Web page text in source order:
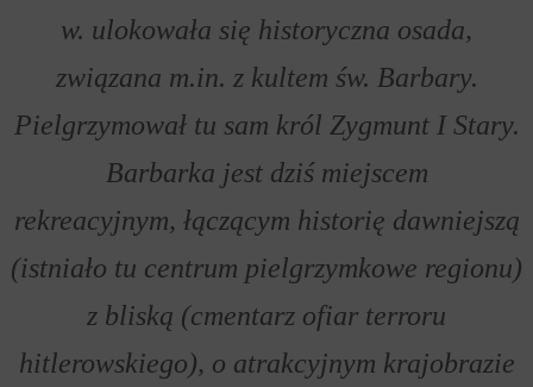
w. ulokowała się historyczna osada,
związana m.in. z kultem św. Barbary.
Pielgrzymował tu sam król Zygmunt I Stary.
Barbarka jest dziś miejscem
rekreacyjnym, łączącym historię dawniejszą
(istniało tu centrum pielgrzymkowe regionu)
z bliską (cmentarz ofiar terroru
hitlerowskiego), o atrakcyjnym krajobrazie